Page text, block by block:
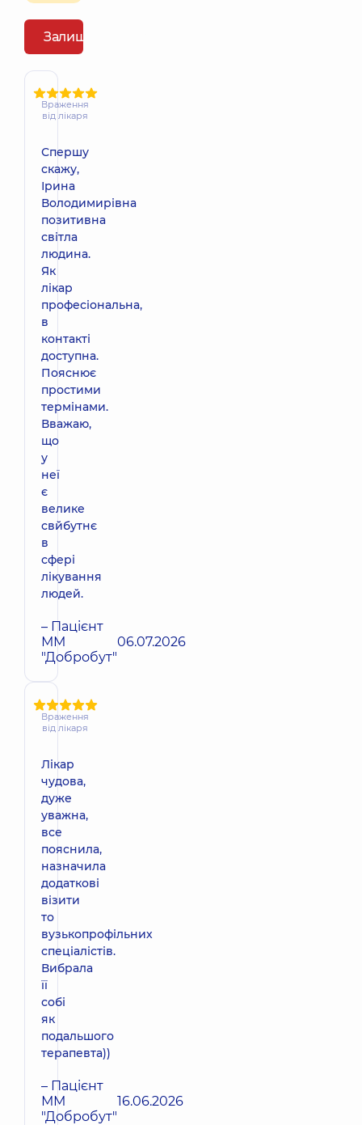
Залишити відгук
Враження
від лікаря
Спершу
скажу,
Ірина
Володимирівна
позитивна
світла
людина.
Як
лікар
професіональна,
в
контакті
доступна.
Пояснює
простими
термінами.
Вважаю,
що
у
неї
є
велике
свйбутнє
в
сфері
лікування
людей.
– Пацієнт
ММ
"Добробут"
06.07.2026
Враження
від лікаря
Лікар
чудова,
дуже
уважна,
все
пояснила,
назначила
додаткові
візити
то
вузькопрофільних
спеціалістів.
Вибрала
її
собі
як
подальшого
терапевта))
– Пацієнт
ММ
"Добробут"
16.06.2026